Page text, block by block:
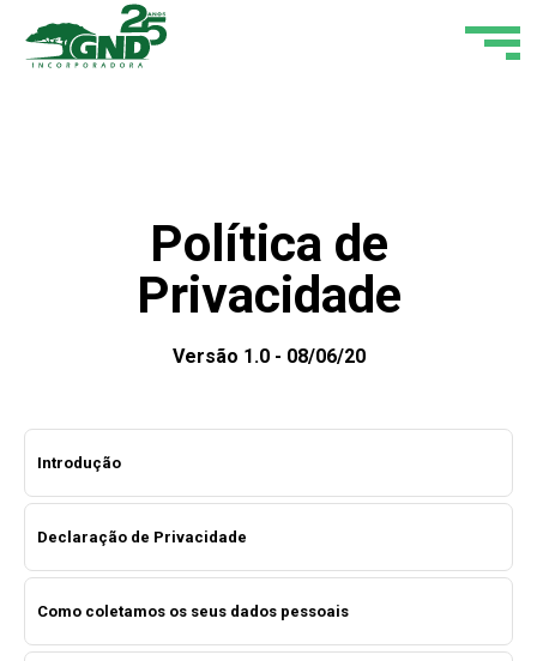
Política de
Privacidade
Versão 1.0 - 08/06/20
Introdução
Declaração de Privacidade
Como coletamos os seus dados pessoais